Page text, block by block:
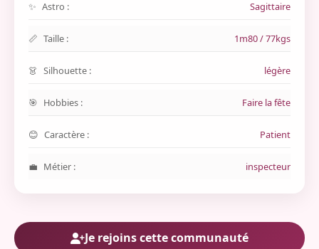
Astro : Sagittaire
Taille : 1m80 / 77kgs
Silhouette : légère
Hobbies : Faire la fête
Caractère : Patient
Métier : inspecteur
Je rejoins cette communauté